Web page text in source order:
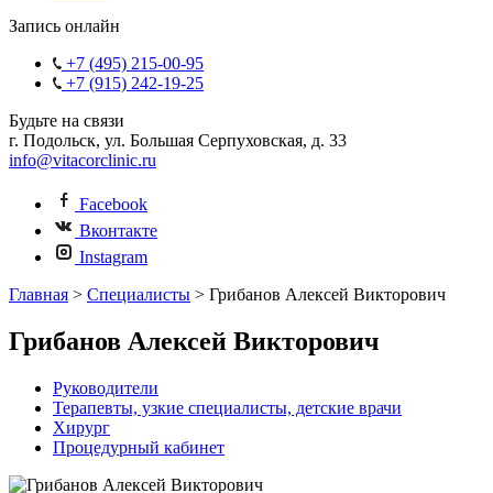
Запись онлайн
+7 (495) 215-00-95
+7 (915) 242-19-25
Будьте на связи
г. Подольск, ул. Большая Серпуховская, д. 33
info@vitacorclinic.ru
Facebook
Вконтакте
Instagram
Главная > Специалисты > Грибанов Алексей Викторович
Грибанов Алексей Викторович
Руководители
Терапевты, узкие специалисты, детские врачи
Xирург
Процедурный кабинет